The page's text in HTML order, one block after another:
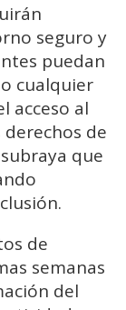
seguro y
puedan
cualquier
acceso al
de
que
de
semanas
del